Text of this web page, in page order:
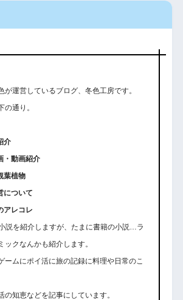
が運営しているブログ、冬色工房です。
の通り。
介
・動画紹介
葉植物
について
アレコレ
説を紹介しますが、たまに書籍の小説…ラ
ックなんかも紹介します。
ームにポイ活に旅の記録に料理や日常のこ
の知恵などを記事にしています。